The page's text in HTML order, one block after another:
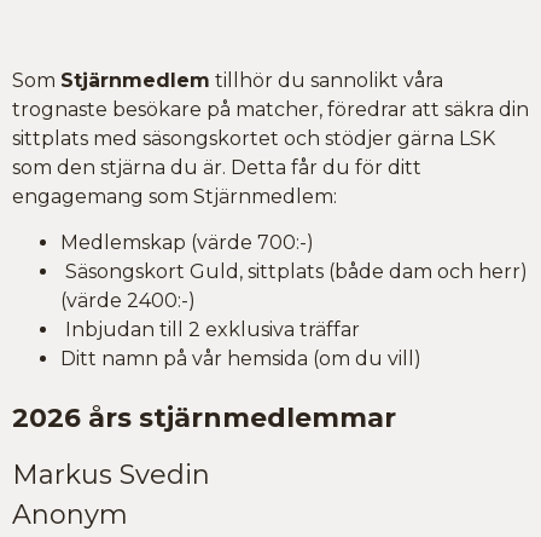
Som Stjärnmedlem tillhör du sannolikt våra
trognaste besökare på matcher, föredrar att säkra din
sittplats med säsongskortet och stödjer gärna LSK
som den stjärna du är. Detta får du för ditt
engagemang som Stjärnmedlem:
Medlemskap (värde 700:-)
Säsongskort Guld, sittplats (både dam och herr)
(värde 2400:-)
Inbjudan till 2 exklusiva träffar
Ditt namn på vår hemsida (om du vill)
2026 års stjärnmedlemmar
Markus Svedin
Anonym